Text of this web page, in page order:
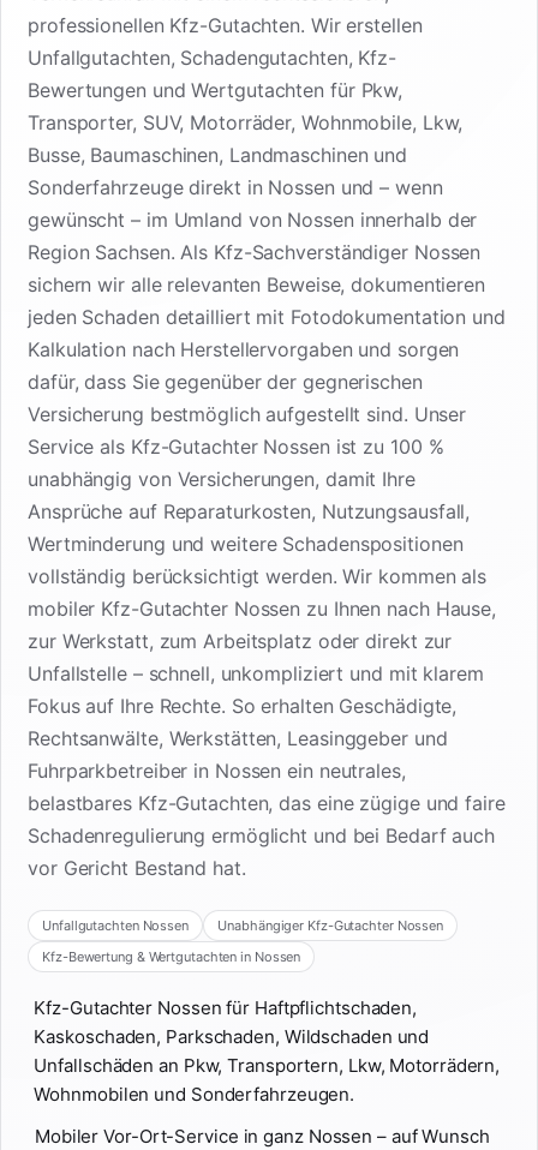
professionellen Kfz-Gutachten. Wir erstellen
Unfallgutachten, Schadengutachten, Kfz-
Bewertungen und Wertgutachten für Pkw,
Transporter, SUV, Motorräder, Wohnmobile, Lkw,
Busse, Baumaschinen, Landmaschinen und
Sonderfahrzeuge direkt in Nossen und – wenn
gewünscht – im Umland von Nossen innerhalb der
Region Sachsen. Als Kfz-Sachverständiger Nossen
sichern wir alle relevanten Beweise, dokumentieren
jeden Schaden detailliert mit Fotodokumentation und
Kalkulation nach Herstellervorgaben und sorgen
dafür, dass Sie gegenüber der gegnerischen
Versicherung bestmöglich aufgestellt sind. Unser
Service als Kfz-Gutachter Nossen ist zu 100 %
unabhängig von Versicherungen, damit Ihre
Ansprüche auf Reparaturkosten, Nutzungsausfall,
Wertminderung und weitere Schadenspositionen
vollständig berücksichtigt werden. Wir kommen als
mobiler Kfz-Gutachter Nossen zu Ihnen nach Hause,
zur Werkstatt, zum Arbeitsplatz oder direkt zur
Unfallstelle – schnell, unkompliziert und mit klarem
Fokus auf Ihre Rechte. So erhalten Geschädigte,
Rechtsanwälte, Werkstätten, Leasinggeber und
Fuhrparkbetreiber in Nossen ein neutrales,
belastbares Kfz-Gutachten, das eine zügige und faire
Schadenregulierung ermöglicht und bei Bedarf auch
vor Gericht Bestand hat.
Unfallgutachten Nossen
Unabhängiger Kfz-Gutachter Nossen
Kfz-Bewertung & Wertgutachten in Nossen
Kfz-Gutachter Nossen für Haftpflichtschaden,
Kaskoschaden, Parkschaden, Wildschaden und
Unfallschäden an Pkw, Transportern, Lkw, Motorrädern,
Wohnmobilen und Sonderfahrzeugen.
Mobiler Vor-Ort-Service in ganz Nossen – auf Wunsch